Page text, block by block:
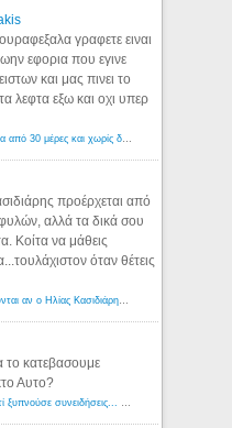
γραφετε ειναι
εφορια που εγινε
και μας πινει το
λεφτα εξω και οχι υπερ
Εφορία: Κατάσχονται όλα ύστερα από 30 μέρες και χωρίς δικαστικές αποφάσεις - Λόγιος Ερμής
προέρχεται από
αλλά τα δικά σου
Κοίτα να μάθεις
όταν θέτεις
Αμερικανοί ρατσιστές αναρωτιούνται αν ο Ηλίας Κασιδιάρης ανήκει στη λευκή φυλή... - Λόγιος Ερμής
κατεβασουμε
Αυτο?
Ένα βιβλίο που πολεμήθηκε γιατί ξυπνούσε συνειδήσεις... - Λόγιος Ερμής | Η γνώση ξεκινάει με την αναζήτηση...